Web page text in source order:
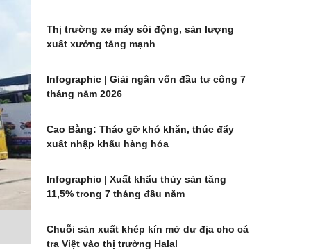
Thị trường xe máy sôi động, sản lượng
xuất xưởng tăng mạnh
Infographic | Giải ngân vốn đầu tư công 7
tháng năm 2026
Cao Bằng: Tháo gỡ khó khăn, thúc đẩy
xuất nhập khẩu hàng hóa
Infographic | Xuất khẩu thủy sản tăng
11,5% trong 7 tháng đầu năm
Chuỗi sản xuất khép kín mở dư địa cho cá
tra Việt vào thị trường Halal